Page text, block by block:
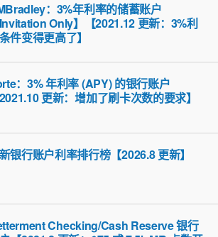
：3%年利率的储蓄账户
Invitation Only】【2021.12 更新：3%利
件变得更高了】
：3% 年利率 (APY) 的银行账户
2021.10 更新：增加了刷卡次数的要求】
银行账户利率排行榜【2026.8 更新】
Checking/Cash Reserve 银行